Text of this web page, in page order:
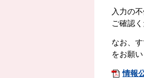
入力の
ご確認
なお、
をお願い
情報